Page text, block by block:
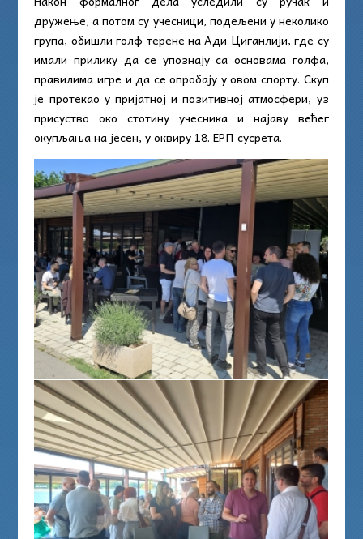
дружење, а потом су учесници, подељени у неколико
група, обишли голф терене на Ади Циганлији, где су
имали прилику да се упознају са основама голфа,
правилима игре и да се опробају у овом спорту. Скуп
је протекао у пријатној и позитивној атмосфери, уз
присуство око стотину учесника и најаву већег
окупљања на јесен, у оквиру 18. ЕРП сусрета.